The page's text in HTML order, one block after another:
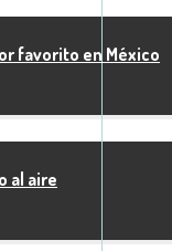
favorito en México
al aire